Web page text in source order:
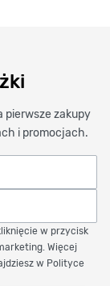
pierwsze zakupy
i promocjach.
w przycisk
Więcej
w Polityce